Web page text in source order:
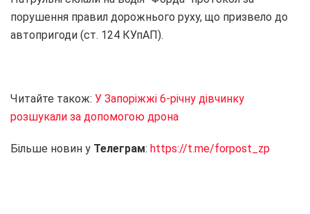
порушення правил дорожнього руху, що призвело до
автопригоди (ст. 124 КУпАП).
Читайте також: У Запоріжжі 6-річну дівчинку
розшукали за допомогою дрона
Більше новин у Телеграм: https://t.me/forpost_zp